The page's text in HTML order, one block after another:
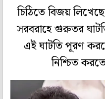
চিঠিতে বিজয়
সরবরাহে গুরুতর
এই ঘাটতি পূরণ
নিশ্চিত